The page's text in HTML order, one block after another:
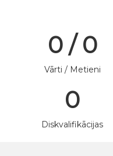
0 / 0
Vārti / Metieni
0
Diskvalifikācijas